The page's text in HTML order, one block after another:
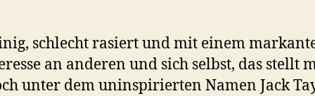
schlecht rasiert und mit einem
an anderen und sich selbst, das stellt
unter dem uninspirierten Namen Jack